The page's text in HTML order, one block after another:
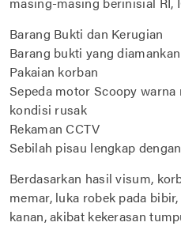
Barang Bukti dan Kerugian
Barang bukti yang
Pakaian korban
Sepeda motor Scoopy
kondisi rusak
Rekaman CCTV
Sebilah pisau lengkap
Berdasarkan hasil visum,
memar, luka robek pada
kanan, akibat kekerasan